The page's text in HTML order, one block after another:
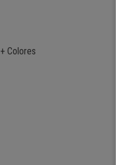
+ Colores